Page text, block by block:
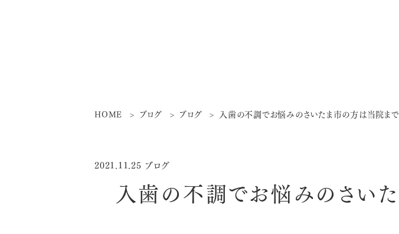
HOME ブログ ブログ 入歯の不調でお悩みのさいたま市の方は当院ま
2021.11.25 ブログ
入歯の不調でお悩みのさい